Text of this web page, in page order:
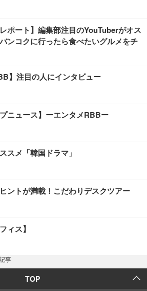
レポート】編集部注目のYouTuberがオス
ンコクに行ったら食べたいグルメをチ
】注目の人にインタビュー
プニュース】ーエンタメRBBー
スメ「韓国ドラマ」
ントが満載！こだわりデスクツアー
ィス】
事
TOP